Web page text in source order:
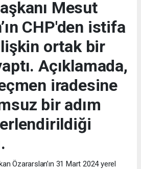
Mesut
CHP'den istifa
ortak bir
Açıklamada,
iradesine
bir adım
Özararslan’ın 31 Mart 2024 yerel